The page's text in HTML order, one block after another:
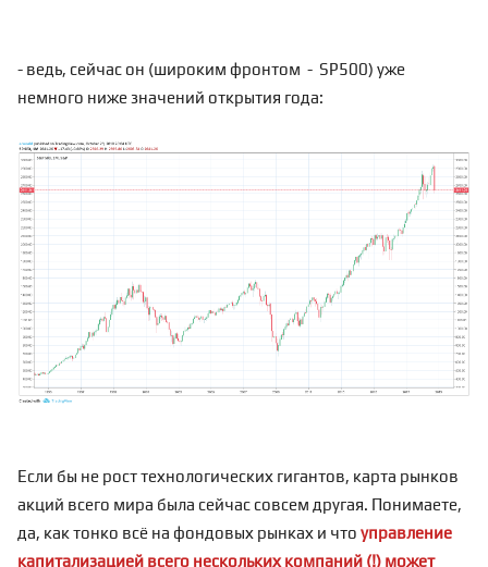
- ведь, сейчас он (широким фронтом - SP500) уже
немного ниже значений открытия года:
Если бы не рост технологических гигантов, карта рынков
акций всего мира была сейчас совсем другая. Понимаете,
да, как тонко всё на фондовых рынках и что управление
капитализацией всего нескольких компаний (!) может